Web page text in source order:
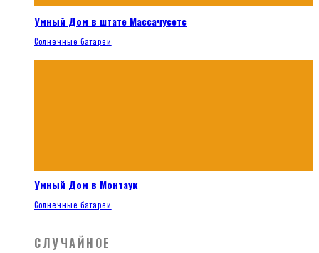
Умный Дом в штате Массачусетс
Солнечные батареи
Умный Дом в Монтаук
Солнечные батареи
СЛУЧАЙНОЕ